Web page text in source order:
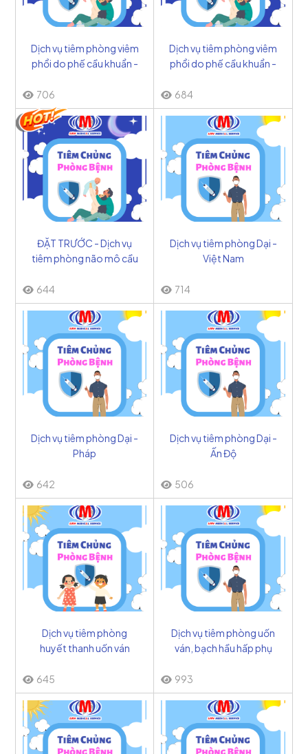
Dịch vụ tiêm phòng viêm
phổi do phế cầu khuẩn -
706
Dịch vụ tiêm phòng viêm
phổi do phế cầu khuẩn -
684
ĐẶT TRƯỚC - Dịch vụ
tiêm phòng não mô cầu
644
Dịch vụ tiêm phòng Dại -
Việt Nam
714
Dịch vụ tiêm phòng Dại -
Pháp
642
Dịch vụ tiêm phòng Dại -
Ấn Độ
506
Dịch vụ tiêm phòng
huyết thanh uốn ván
645
Dịch vụ tiêm phòng uốn
ván, bạch hầu hấp phụ
993